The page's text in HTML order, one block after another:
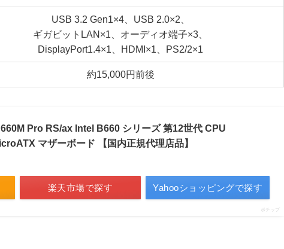
USB 3.2 Gen1×4、USB 2.0×2、
ギガビットLAN×1、オーディオ端子×3、
DisplayPort1.4×1、HDMI×1、PS2/2×1
約15,000円前後
Pro RS/ax Intel B660 シリーズ 第12世代 CPU
マザーボード 【国内正規代理店品】
楽天市場で探す Yahooショッピングで探す
ポチップ